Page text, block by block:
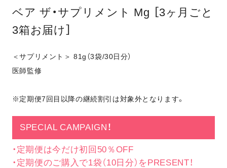
ベア ザ・サプリメント Mg ［3ヶ月ごと
3箱お届け］
＜サプリメント＞ 81g（3袋/30日分）
医師監修
※定期便7回目以降の継続割引は対象外となります。
SPECIAL CAMPAIGN！
・定期便は今だけ初回50％OFF
・定期便のご購入で1袋（10日分）をPRESENT！